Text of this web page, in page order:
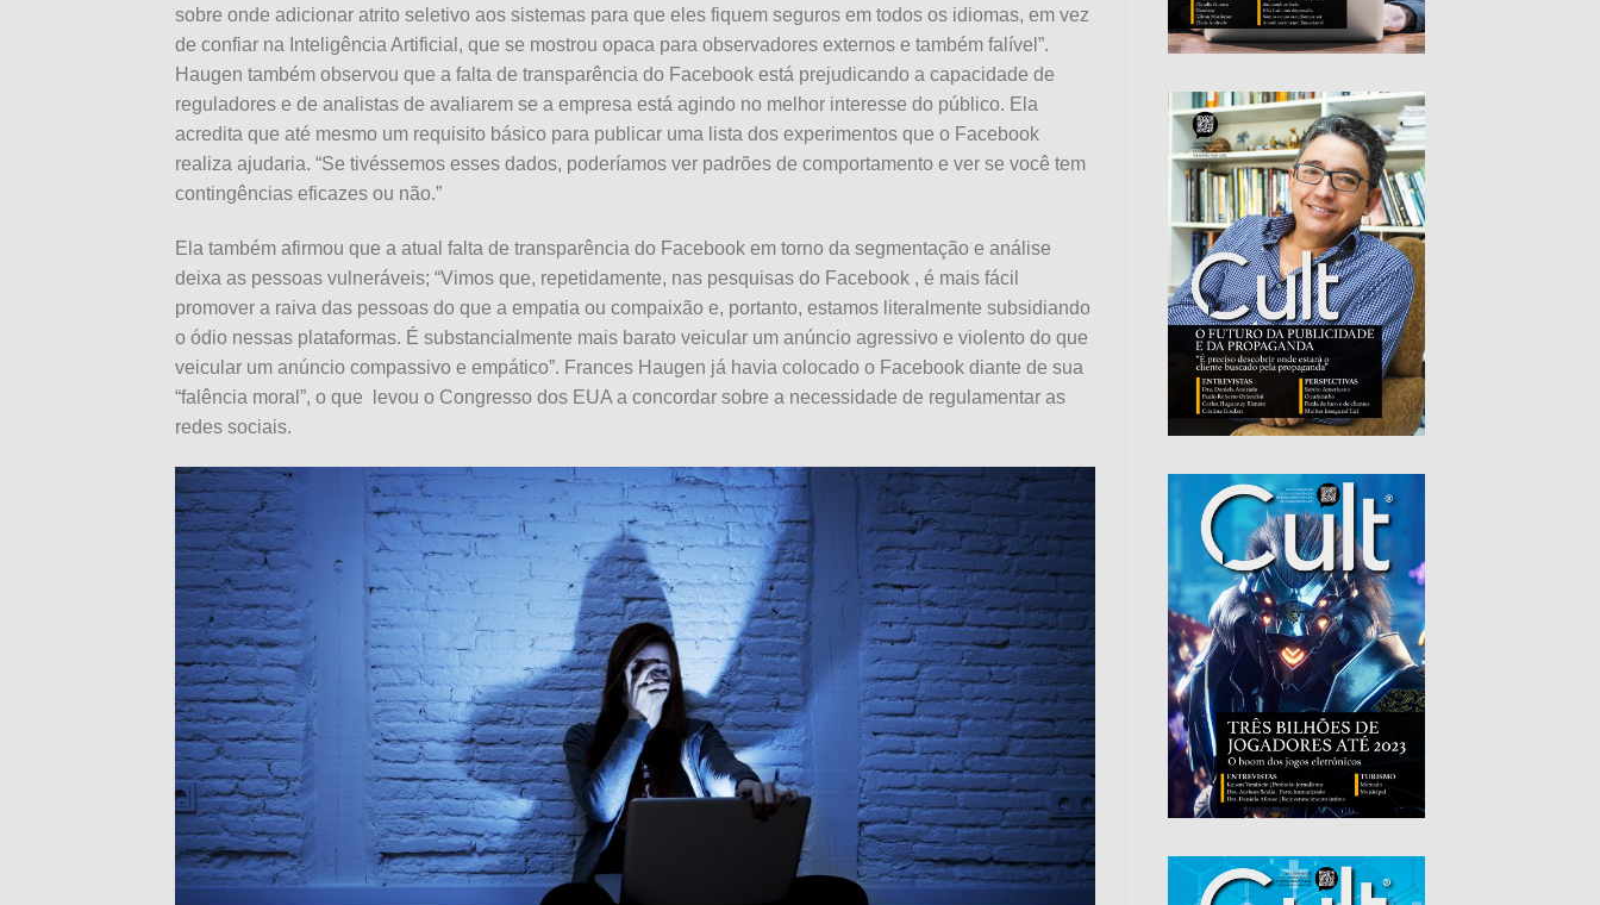
sobre onde adicionar atrito seletivo aos sistemas para que eles fiquem seguros em todos os idiomas, em vez
de confiar na Inteligência Artificial, que se mostrou opaca para observadores externos e também falível”.
Haugen também observou que a falta de transparência do Facebook está prejudicando a capacidade de
reguladores e de analistas de avaliarem se a empresa está agindo no melhor interesse do público. Ela
acredita que até mesmo um requisito básico para publicar uma lista dos experimentos que o Facebook
realiza ajudaria. “Se tivéssemos esses dados, poderíamos ver padrões de comportamento e ver se você tem
contingências eficazes ou não.”
Ela também afirmou que a atual falta de transparência do Facebook em torno da segmentação e análise
deixa as pessoas vulneráveis; “Vimos que, repetidamente, nas pesquisas do Facebook , é mais fácil
promover a raiva das pessoas do que a empatia ou compaixão e, portanto, estamos literalmente subsidiando
o ódio nessas plataformas. É substancialmente mais barato veicular um anúncio agressivo e violento do que
veicular um anúncio compassivo e empático”. Frances Haugen já havia colocado o Facebook diante de sua
“falência moral”, o que
levou o Congresso dos EUA a concordar sobre a necessidade de regulamentar as
redes sociais.